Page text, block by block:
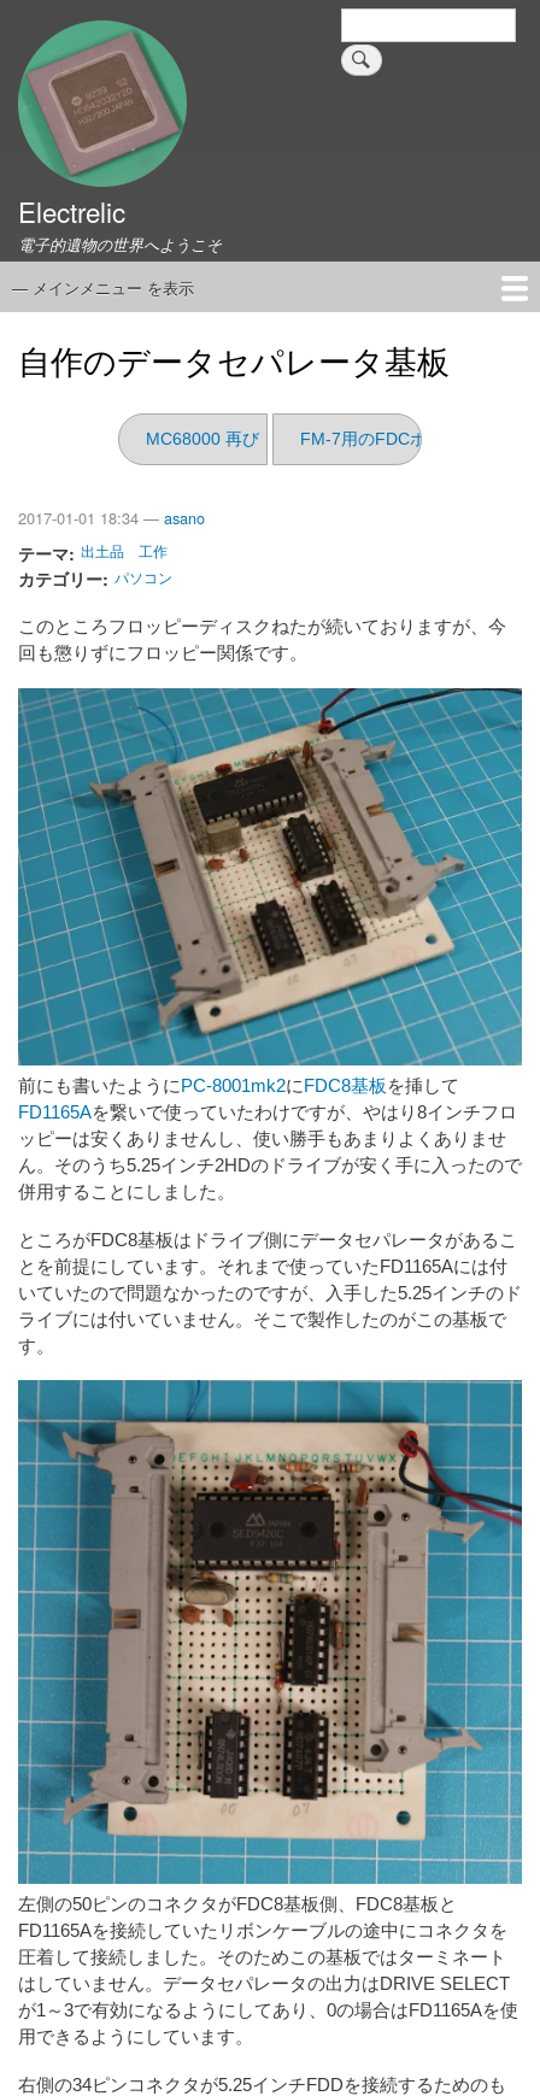
検
索
Electrelic
電子的遺物の世界へようこそ
メ
— メインメニュー を表示
ホーム
EMILY Board
Universal Monitor
コネクタ資料集
このサイトについて
リンク集
自作のデータセパレータ基板
MC68000 再び FM-7用のFDCボード
2017-01-01 18:34 — asano
テーマ 出土品 工作
カテゴリー パソコン
このところフロッピーディスクねたが続いておりますが、今
回も懲りずにフロッピー関係です。
前にも書いたように PC-8001mk2に FDC8基板 を挿して
FD1165Aを繋いで使っていたわけですが、やはり8インチフロ
ッピーは安くありませんし、使い勝手もあまりよくありませ
ん。そのうち5.25インチ2HDのドライブが安く手に入ったので
併用することにしました。
ところがFDC8基板はドライブ側にデータセパレータがあるこ
とを前提にしています。それまで使っていたFD1165Aには付
いていたので問題なかったのですが、入手した5.25インチのド
ライブには付いていません。そこで製作したのがこの基板で
す。
左側の50ピンのコネクタがFDC8基板側、FDC8基板と
FD1165Aを接続していたリボンケーブルの途中にコネクタを
圧着して接続しました。そのためこの基板ではターミネート
はしていません。データセパレータの出力はDRIVE SELECT
が1～3で有効になるようにしてあり、0の場合はFD1165Aを使
用できるようにしています。
右側の34ピンコネクタが5.25インチFDDを接続するためのも